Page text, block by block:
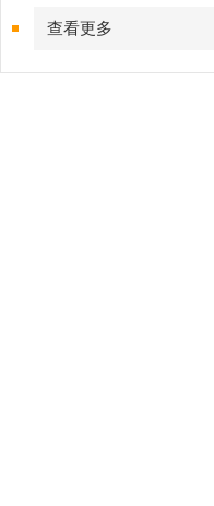
查看更多